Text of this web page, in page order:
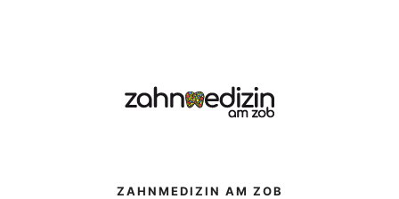
ZAHNMEDIZIN AM ZOB